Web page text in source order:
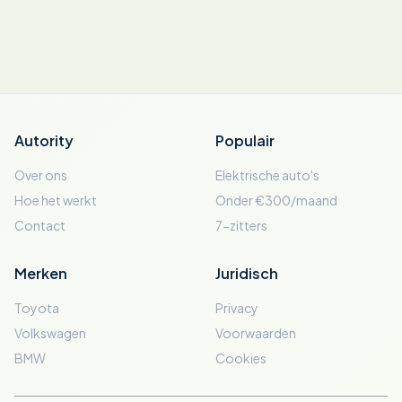
Autority
Over ons
Hoe het werkt
Contact
Populair
Elektrische auto's
Onder €300/maand
7-zitters
Merken
Toyota
Volkswagen
BMW
Juridisch
Privacy
Voorwaarden
Cookies